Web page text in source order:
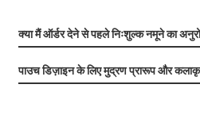
क्या मैं ऑर्डर देने से पहले निःशुल्क नमूने का
पाउच डिज़ाइन के लिए मुद्रण प्रारूप और